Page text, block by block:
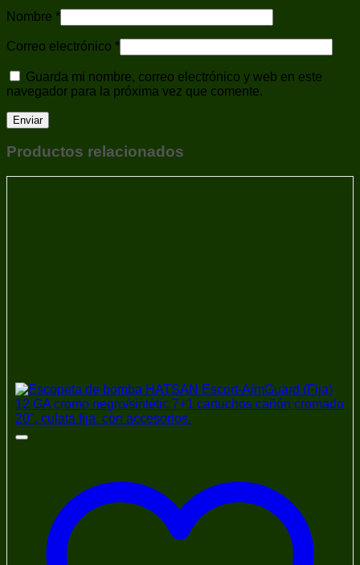
Nombre *
Correo electrónico *
Guarda mi nombre, correo electrónico y web en este
navegador para la próxima vez que comente.
Productos relacionados